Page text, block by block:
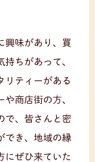
興味があり、買
ちがあって、
リティーがある
商店街の方、
で、皆さんと密
でき、地域の縁
にぜひ来ていた